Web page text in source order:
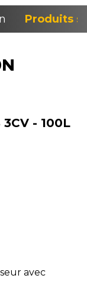
Produits
3CV - 100L
avec